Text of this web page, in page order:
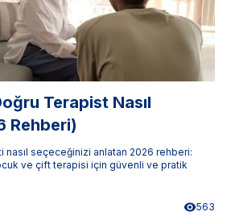
Terapist Nasıl
Rehberi)
nasıl seçeceğinizi anlatan 2026 rehberi:
ve çift terapisi için güvenli ve pratik
563